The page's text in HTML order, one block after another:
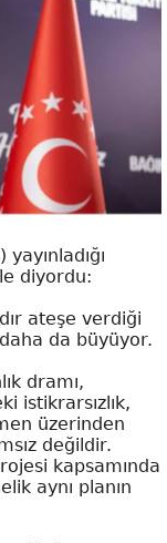
diyordu:
ateşe verdiği
da büyüyor.
dramı,
istikrarsızlık,
üzerinden
değildir.
kapsamında
aynı planın